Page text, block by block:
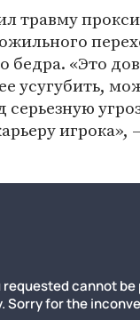
травму
«Это
усугубить,
серьезную